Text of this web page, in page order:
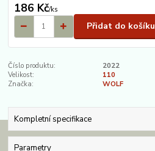
186 Kč/ks
Přidat do košíku
Číslo produktu:
2022
Velikost:
110
Značka:
WOLF
Kompletní specifikace
Parametry